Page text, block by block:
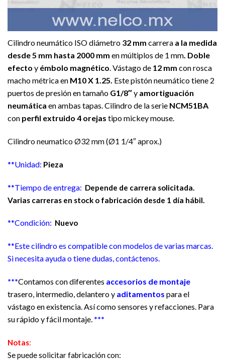
Cilindro neumático ISO diámetro 32 mm carrera a la medida
desde 5 mm hasta 2000 mm en múltiplos de 1 mm. Doble
efecto y émbolo magnético. Vástago de 12 mm con rosca
macho métrica en M10 X 1.25. Este pistón neumático tiene 2
puertos de presión en tamaño G1/8″y amortiguación
neumática en ambas tapas. Cilindro de la serie NCM51BA
con perfil extruido 4 orejas tipo mickey mouse.
Cilindro neumatico Ø32 mm (Ø1 1/4″ aprox.)
**Unidad: Pieza
**Tiempo de entrega: Depende de carrera solicitada.
Varias carreras en stock o fabricación desde 1 día hábil.
**Condición: Nuevo
**Este cilindro es compatible con modelos de varias marcas.
Si necesita ayuda o tiene dudas, contáctenos.
***Contamos con diferentes accesorios de montaje
trasero, intermedio, delantero y aditamentos para el
vástago en existencia. Así como sensores y refacciones. Para
su rápido y fácil montaje. ***
Notas:
Se puede solicitar fabricación con: